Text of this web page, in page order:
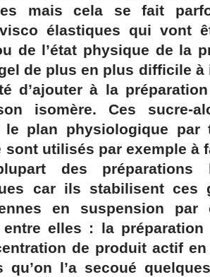
mais cela se fait
élastiques qui vont
de l’état physique de la
de plus en plus difficile à
d’ajouter à la
isomère. Ces sucre-
le plan physiologique
sont utilisés par exemple à
des préparations
car ils stabilisent ces
en suspension
entre elles : la
de produit actif
qu’on l’a secoué